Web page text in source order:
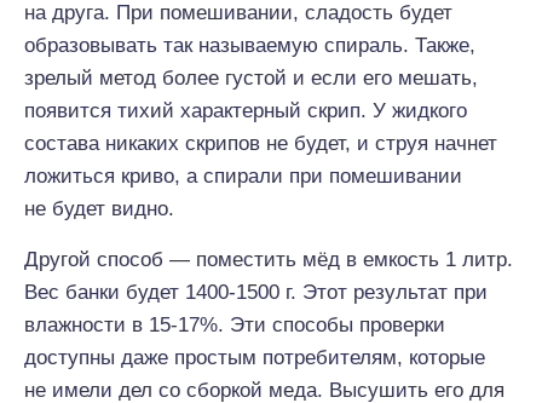
на друга. При помешивании, сладость будет
образовывать так называемую спираль. Также,
зрелый метод более густой и если его мешать,
появится тихий характерный скрип. У жидкого
состава никаких скрипов не будет, и струя начнет
ложиться криво, а спирали при помешивании
не будет видно.
Другой способ — поместить мёд в емкость 1 литр.
Вес банки будет 1400-1500 г. Этот результат при
влажности в 15-17%. Эти способы проверки
доступны даже простым потребителям, которые
не имели дел со сборкой меда. Высушить его для